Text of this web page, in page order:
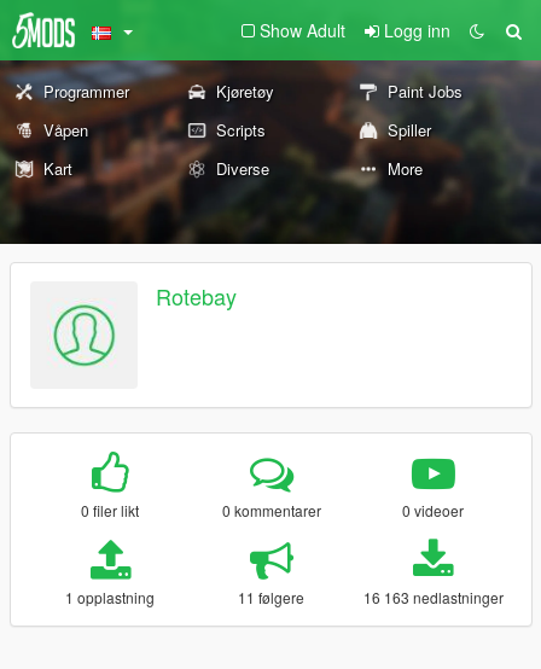
Show Adult Logg inn
Programmer Kjøretøy
Paint Jobs
Våpen
Scripts
Spiller
Kart
Diverse More
Rotebay
0 filer likt 0 kommentarer 0 videoer
1 opplastning 11 følgere 16 163 nedlastninger